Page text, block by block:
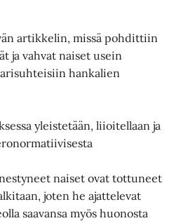
artikkelin, missä pohdittiin
ja vahvat naiset usein
hankalien
yleistetään, liioitellaan ja
naiset ovat tottuneet
joten he ajattelevat
saavansa myös huonosta